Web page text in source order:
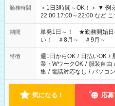
勤務時間
＜1日3時間～OK！＞ ▼ 例えば… ▼ 15:00～18:00 15:00～
22:00 17:00～22:00 など こちら以外の時間もお気軽にご相談く
ださい！
期間
単発1日～！ ★勤務開始日
い！ ＃8月～ ＃9月～
特徴 週1日からOK / 日払いOK /
業・WワークOK / 服装自由 /
集 / 電話対応なし / パソコ
気になる！ 応